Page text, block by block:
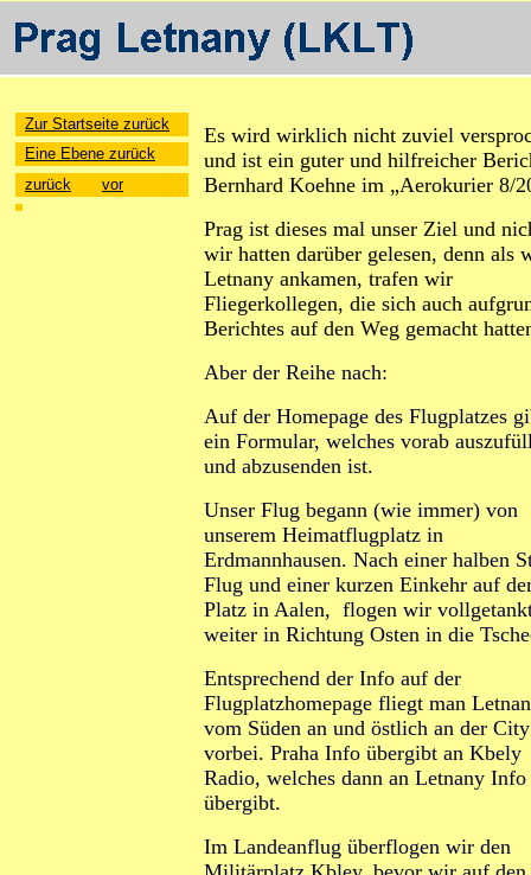
Zur Startseite zurück
Eine Ebene zurück
zurück
vor
Es wird wirklich nicht zuviel
und ist ein guter und hilfreicher
Bernhard Koehne im „Aerokurier 8/
Prag ist dieses mal unser Ziel und
wir hatten darüber gelesen, denn als
Letnany ankamen, trafen wir
Fliegerkollegen, die sich auch
Berichtes auf den Weg gemacht
Aber der Reihe nach:
Auf der Homepage des Flugplatzes
ein Formular, welches vorab
und abzusenden ist.
Unser Flug begann (wie immer) von
unserem Heimatflugplatz in
Erdmannhausen. Nach einer halben
Flug und einer kurzen Einkehr auf
Platz in Aalen, flogen wir
weiter in Richtung Osten in die
Entsprechend der Info auf der
Flugplatzhomepage fliegt man
vom Süden an und östlich an der City
vorbei. Praha Info übergibt an Kbely
Radio, welches dann an Letnany Info
übergibt.
Im Landeanflug überflogen wir den